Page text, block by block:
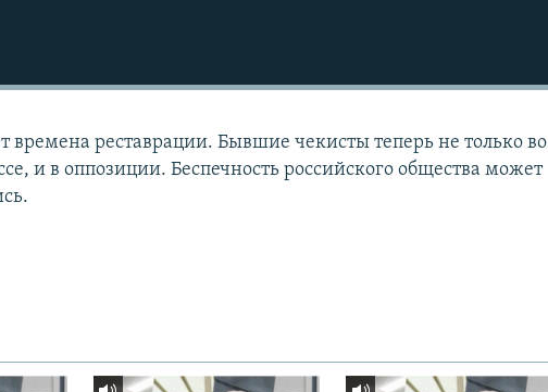
времена реставрации. Бывшие чекисты теперь не только во
и в оппозиции. Беспечность российского общества может